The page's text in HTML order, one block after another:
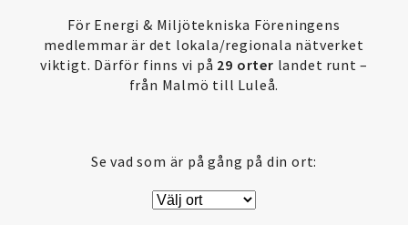
För Energi & Miljötekniska Föreningens
medlemmar är det lokala/regionala nätverket
viktigt. Därför finns vi på 29 orter landet runt –
från Malmö till Luleå.
Se vad som är på gång på din ort: